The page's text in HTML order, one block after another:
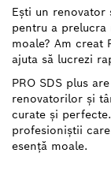
Ești un renovator
pentru a prelucra
moale? Am creat
ajuta să lucrezi
PRO SDS plus
renovatorilor și
curate și
profesioniștii
esență moale.